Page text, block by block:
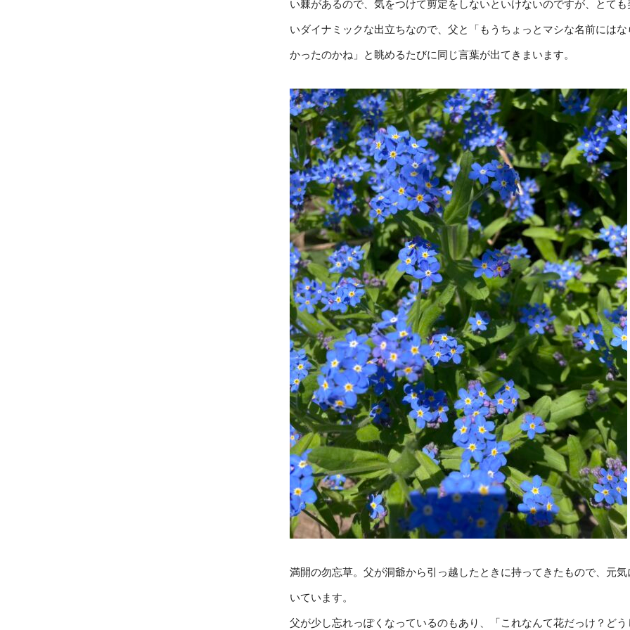
い棘があるので、気をつけて剪定をしないといけないのですが、とても
いダイナミックな出立ちなので、父と「もうちょっとマシな名前にはな
かったのかね」と眺めるたびに同じ言葉が出てきまいます。
満開の勿忘草。父が洞爺から引っ越したときに持ってきたもので、元気
いています。
父が少し忘れっぽくなっているのもあり、「これなんて花だっけ？どう